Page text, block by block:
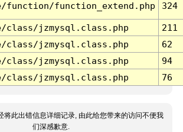
function/function_extend.php 324
class/jzmysql.class.php
211
class/jzmysql.class.php
62
class/jzmysql.class.php
94
class/jzmysql.class.php 76
将此出错信息详细记录, 由此给您带来的访问不便我
们深感歉意.